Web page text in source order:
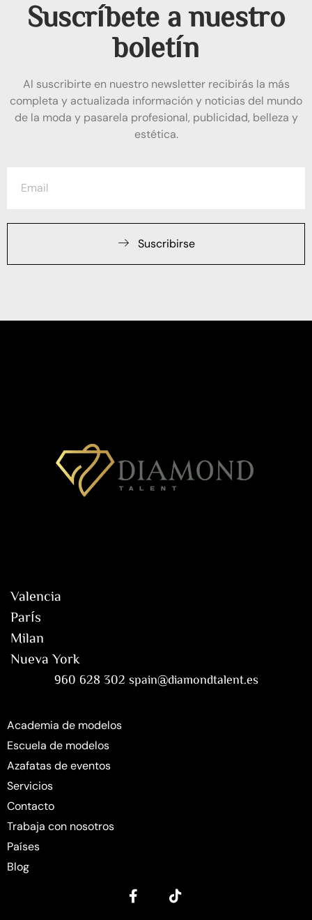
Suscríbete a nuestro
boletín
Al suscribirte en nuestro newsletter recibirás la más
completa y actualizada información y noticias del mundo
de la moda y pasarela profesional, publicidad, belleza y
estética.
Suscribirse
Valencia
París
Milan
Nueva York
960 628 302 spain@diamondtalent.es
Academia de modelos
Escuela de modelos
Azafatas de eventos
Servicios
Contacto
Trabaja con nosotros
Países
Blog